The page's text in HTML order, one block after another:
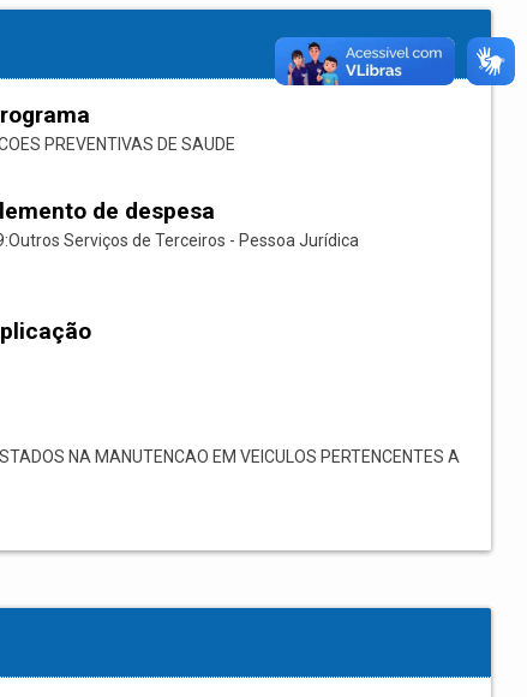
PREVENTIVAS DE SAUDE
de despesa
Serviços de Terceiros - Pessoa Jurídica
NA MANUTENCAO EM VEICULOS PERTENCENTES A